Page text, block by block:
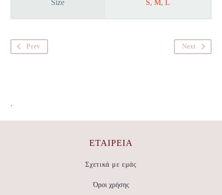
Size S, M, L
Prev Next
.
ΕΤΑΙΡΕΊΑ
Σχετικά με εμάς
Όροι χρήσης